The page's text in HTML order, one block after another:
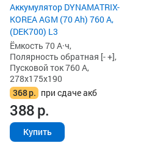
Аккумулятор DYNAMATRIX-
KOREA AGM (70 Ah) 760 А,
(DEK700) L3
Ёмкость 70 А·ч,
Полярность обратная [- +],
Пусковой ток 760 А,
278x175x190
368р. при сдаче акб
388р.
Купить